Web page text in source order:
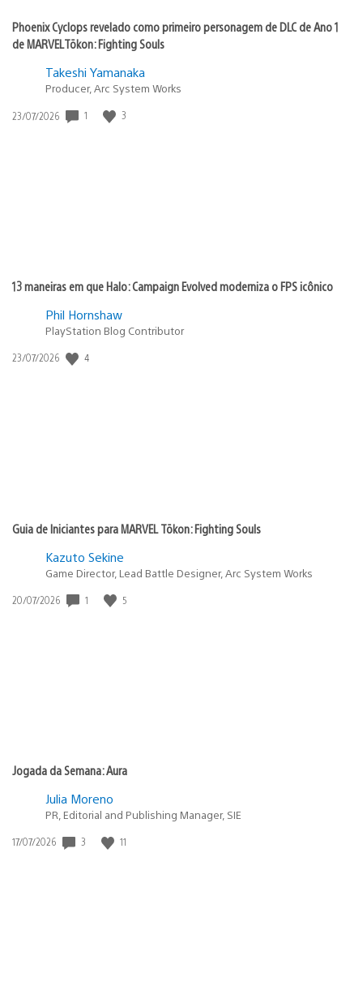
Phoenix Cyclops revelado como primeiro personagem de DLC de Ano 1
de MARVEL Tōkon: Fighting Souls
Takeshi Yamanaka
Producer, Arc System Works
Data
23/07/2026 1 3
13 maneiras em que Halo: Campaign Evolved moderniza o FPS icônico
Phil Hornshaw
PlayStation Blog Contributor
Data
23/07/2026 4
Guia de Iniciantes para MARVEL Tōkon: Fighting Souls
Kazuto Sekine
Game Director, Lead Battle Designer, Arc System Works
Data
20/07/2026 1 5
Jogada da Semana: Aura
Julia Moreno
PR, Editorial and Publishing Manager, SIE
Data
17/07/2026 3 11